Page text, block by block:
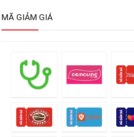
MÃ GIẢM GIÁ